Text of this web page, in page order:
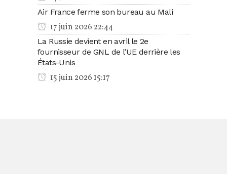
Air France ferme son bureau au Mali
17 juin 2026 22:44
La Russie devient en avril le 2e
fournisseur de GNL de l’UE derrière les
États-Unis
15 juin 2026 15:17